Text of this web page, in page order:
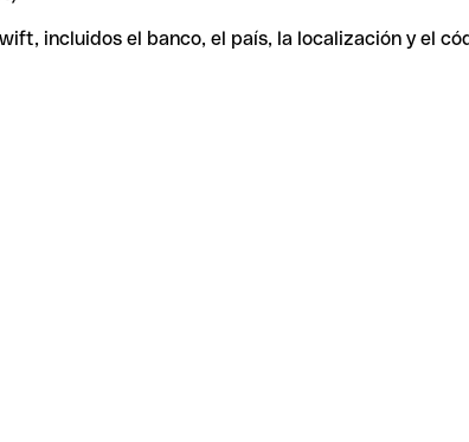
incluidos el banco, el país, la localización y el